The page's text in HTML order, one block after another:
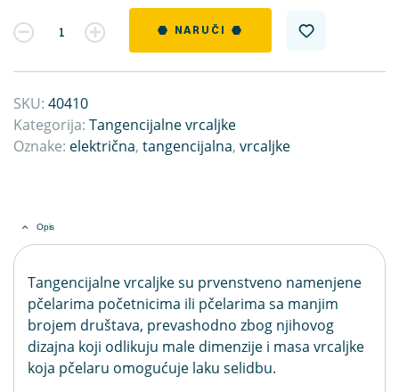
Kvantitet NARUČI
SKU: 40410
Kategorija: Tangencijalne vrcaljke
Oznake: električna, tangencijalna, vrcaljke
Opis
Tangencijalne vrcaljke su prvenstveno namenjene
pčelarima početnicima ili pčelarima sa manjim
brojem društava, prevashodno zbog njihovog
dizajna koji odlikuju male dimenzije i masa vrcaljke
koja pčelaru omogućuje laku selidbu.